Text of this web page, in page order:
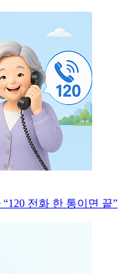
전화 한 통이면 끝”